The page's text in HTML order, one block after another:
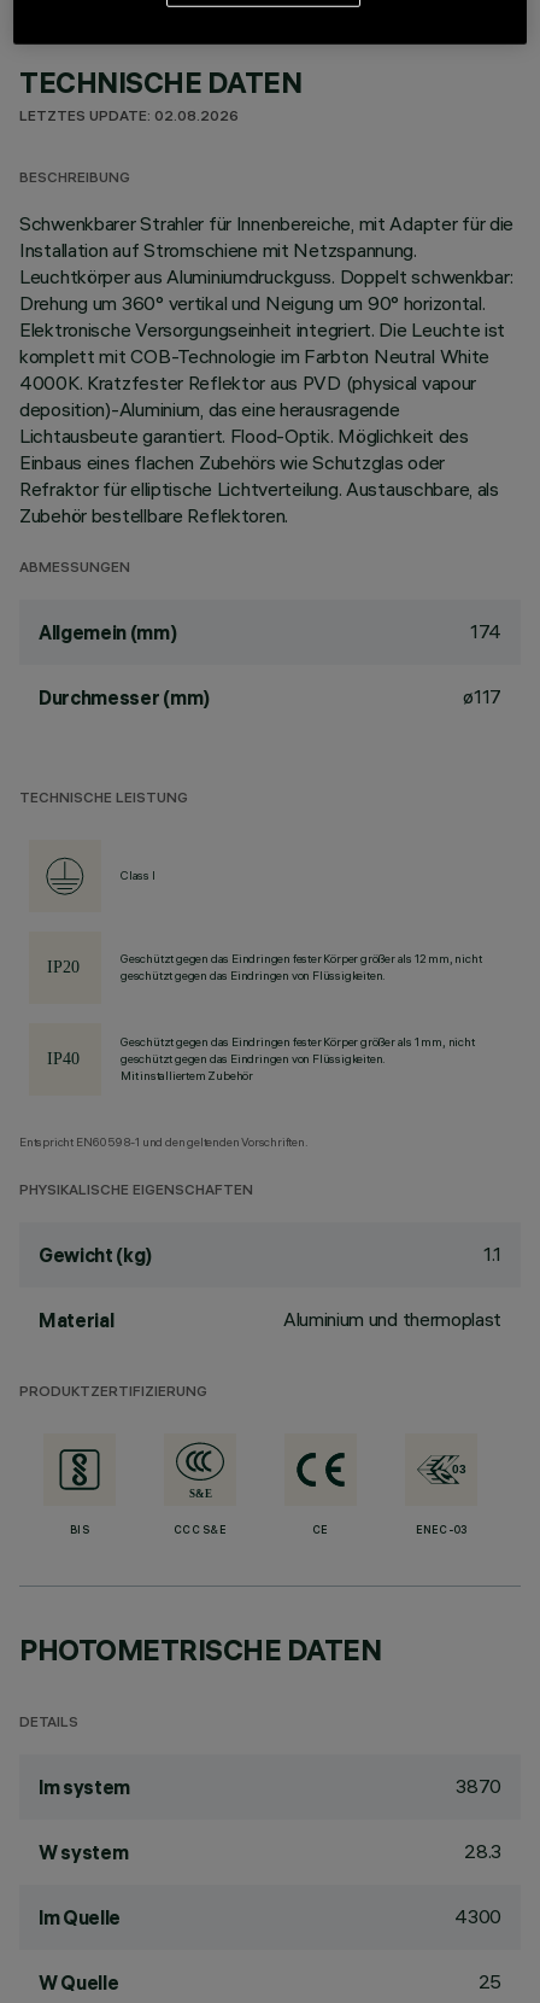
TECHNISCHE DATEN
LETZTES UPDATE: 02.08.2026
BESCHREIBUNG
Schwenkbarer Strahler für Innenbereiche, mit Adapter für die
Installation auf Stromschiene mit Netzspannung.
Leuchtkörper aus Aluminiumdruckguss. Doppelt schwenkbar:
Drehung um 360° vertikal und Neigung um 90° horizontal.
Elektronische Versorgungseinheit integriert. Die Leuchte ist
komplett mit COB-Technologie im Farbton Neutral White
4000K. Kratzfester Reflektor aus PVD (physical vapour
deposition)-Aluminium, das eine herausragende
Lichtausbeute garantiert. Flood-Optik. Möglichkeit des
Einbaus eines flachen Zubehörs wie Schutzglas oder
Refraktor für elliptische Lichtverteilung. Austauschbare, als
Zubehör bestellbare Reflektoren.
ABMESSUNGEN
Allgemein (mm) 174
Durchmesser (mm) ø117
TECHNISCHE LEISTUNG
Class I
Geschützt gegen das Eindringen fester Körper größer als 12 mm, nicht
geschützt gegen das Eindringen von Flüssigkeiten.
Geschützt gegen das Eindringen fester Körper größer als 1 mm, nicht
geschützt gegen das Eindringen von Flüssigkeiten.
Mit installiertem Zubehör
Entspricht EN60598-1 und den geltenden Vorschriften.
PHYSIKALISCHE EIGENSCHAFTEN
Gewicht (kg) 1.1
Material Aluminium und thermoplast
PRODUKTZERTIFIZIERUNG
BIS CCC S&E CE ENEC-03
PHOTOMETRISCHE DATEN
DETAILS
lm system 3870
W system 28.3
lm Quelle 4300
W Quelle 25